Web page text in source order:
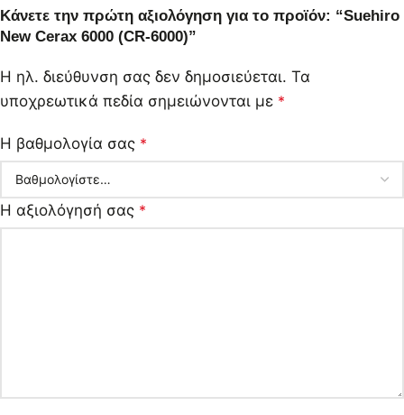
Κάνετε την πρώτη αξιολόγηση για το προϊόν: “Suehiro
New Cerax 6000 (CR-6000)”
Η ηλ. διεύθυνση σας δεν δημοσιεύεται. Τα
υποχρεωτικά πεδία σημειώνονται με *
Η βαθμολογία σας *
Η αξιολόγησή σας *